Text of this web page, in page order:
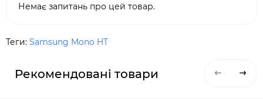
Немає запитань про цей товар.
Теги: Samsung Mono HT
Рекомендовані товари